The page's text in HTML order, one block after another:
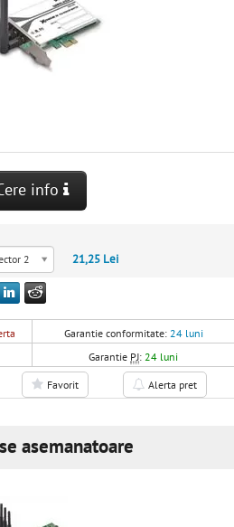
info
2
21,25 Lei
Garantie conformitate: 24 luni
Garantie PJ:24 luni
Favorit Alerta pret
asemanatoare